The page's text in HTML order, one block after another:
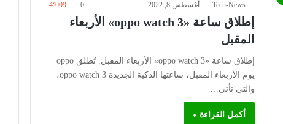
Tech-News أغسطس 8, 2022 0 4٬009
إطلاق ساعة «oppo watch 3» الأربعاء
المقبل
إطلاق ساعة «oppo watch 3» الأربعاء المقبل. تُطلق oppo
يوم الأربعاء المقبل، ساعتها الذكية الجديدة oppo watch 3،
والتي تأتى…
أكمل القراءة »